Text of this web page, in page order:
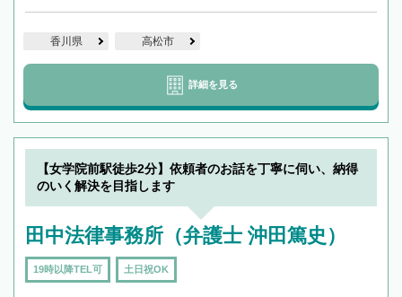
香川県 高松市
詳細を見る
【女学院前駅徒歩2分】依頼者のお話を丁寧に伺い、納得
のいく解決を目指します
田中法律事務所（弁護士 沖田篤史）
19時以降TEL可 土日祝OK